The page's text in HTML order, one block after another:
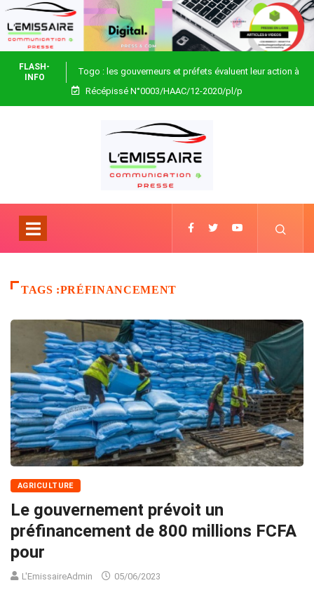
FLASH-
INFO
Togo : les gouverneurs et préfets évaluent leur action à
Blitta
Récépissé N°0003/HAAC/12-2020/pl/p
TAGS :PRÉFINANCEMENT
AGRICULTURE
Le gouvernement prévoit un
préfinancement de 800 millions FCFA
pour
L'EmissaireAdmin 05/06/2023